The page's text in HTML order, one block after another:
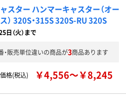
スター ハンマーキャスター（オー
） 320S・315S 320S-RU 320S
日（火）まで
・販売単位違いの商品が3商品あります
格(税込) ￥4,556～￥8,245